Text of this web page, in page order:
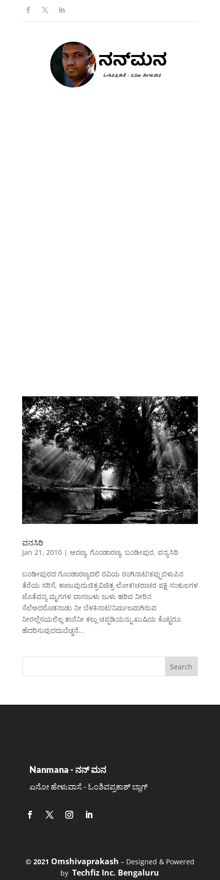
ವನಸಿರಿ
Jan 21, 2010| ಅರಣ್ಯ, ಗೊಂಡಾರಣ್ಯ, ಬಂಡೀಪುರ, ವನ್ಯಸಿರಿ
ಬಂಡೀಪುರದ ಗೊಂಡಾರಣ್ಯದಲಿ ರವಿಯ ರಂಗಿನಾಟ!ಕಪ್ಪುಬಿಳುಪಿನ
ತೆರೆಯ ಸರಿಸೆ, ಕಾಣುವುದುಚಿತ್ರವಿಚಿತ್ರ ಲೋಕ!ಚರಾಚರ ಪಕ್ಷಿ ಸಂಕುಲಗಳ
ಜೊತೆವನ್ಯ ಮೃಗಗಳ ವಾಸಜುಳು ಜುಳು ಹರಿವ ನೀರಿನ
ಸೆಲೆಅದರೊಡನಾಡು ನೀ ಬೆಳಕಿನಾಟ!ನಿರ್ಮಲವಾಗಿರುವ
ನೀರಲ್ಲೆಸಯಲಿಲ್ಲ ತಾನೆನೀ ಕಲ್ಲು ಚಪ್ಪಡಿಯನ್ನು.ಖುಷಿಯ ಕೊಟ್ಟರೂ
ಹೆದರಿಸುವುದದುಬೆಚ್ಚನೆ...
Nanmana - ನನ್ ಮನ
ಏನೋ ಹೇಳುವಾಸೆ - ಓಂಶಿವಪ್ರಕಾಶ್ ಬ್ಲಾಗ್
©️ 2021 Omshivaprakash – Designed & Powered
byTechfiz Inc. Bengaluru